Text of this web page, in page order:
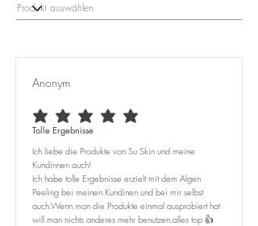
Alcohol, Sodium Stearoyl Glutamate,
Glyceryl Caprylate, Xanthan Gum, Sodium
Benzoate, Potassium Sorbate, Dehydroacetic
Acid, Polyglycerin-20, Sodium Phytate,
Alcohol
Anonym
average rating is 5 out of 5
Tolle Ergebnisse
Ich liebe die Produkte von Su Skin und meine
Kundinnen auch!
Ich habe tolle Ergebnisse erzielt mit dem Algen
Peeling bei meinen Kundinen und bei mir selbst
auch.Wenn man die Produkte einmal ausprobiert hat
will man nichts anderes mehr benutzen.alles top 👍